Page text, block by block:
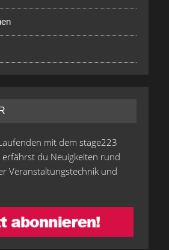
mit dem stage223
erfährst du Neuigkeiten rund
Veranstaltungstechnik und